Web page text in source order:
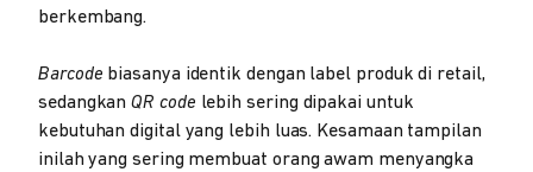
berkembang.
Barcode biasanya identik dengan label produk di retail,
sedangkanQR code lebih sering dipakai untuk
kebutuhan digital yang lebih luas. Kesamaan tampilan
inilah yang sering membuat orang awam menyangka